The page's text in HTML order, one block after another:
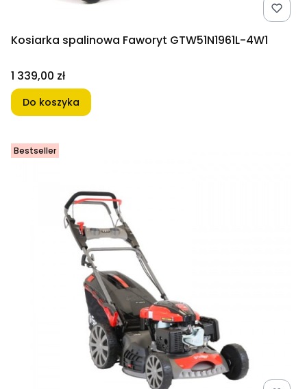
Kosiarka spalinowa Faworyt GTW51N1961L-4W1
Cena
1 339,00 zł
Do koszyka
Bestseller